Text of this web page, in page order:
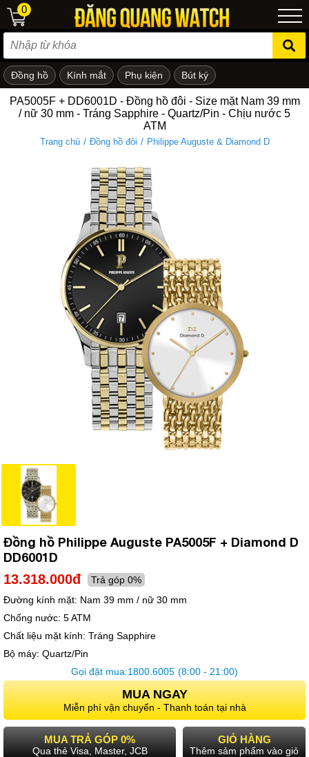
em
0
Đồng hồ Kính mắt Phụ kiện Bút ký
PA5005F + DD6001D - Đồng hồ đôi - Size mặt Nam 39 mm
/ nữ 30 mm - Tráng Sapphire - Quartz/Pin - Chịu nước 5
ATM
Trang chủ / Đồng hồ đôi / Philippe Auguste & Diamond D
Đồng hồ Philippe Auguste PA5005F + Diamond D
DD6001D
13.318.000đ
Trả góp 0%
Đường kính mặt: Nam 39 mm / nữ 30 mm
Chống nước: 5 ATM
Chất liệu mặt kính: Tráng Sapphire
Bộ máy: Quartz/Pin
Gọi đặt mua:1800.6005 (8:00 - 21:00)
MUA NGAY
Miễn phí vận chuyển - Thanh toán tại nhà
MUA TRẢ GÓP 0%
Qua thẻ Visa, Master, JCB
GIỎ HÀNG
Thêm sảm phẩm vào giỏ